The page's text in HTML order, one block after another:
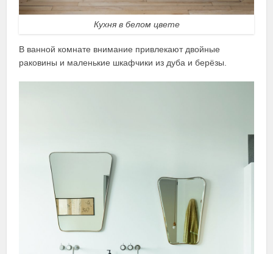
Кухня в белом цвете
В ванной комнате внимание привлекают двойные
раковины и маленькие шкафчики из дуба и берёзы.